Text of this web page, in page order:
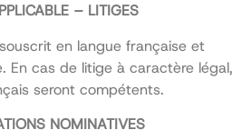
– LITIGES
en langue française et
En cas de litige à caractère légal,
seront compétents.
NOMINATIVES